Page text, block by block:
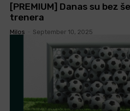
[PREMIUM] Danas su bez
trenera
Milos September 10, 2025